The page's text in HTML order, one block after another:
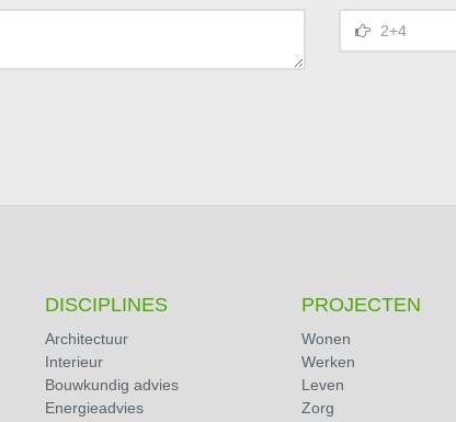
DISCIPLINES
Architectuur
Interieur
Bouwkundig advies
Energieadvies
PROJECTEN
Wonen
Werken
Leven
Zorg